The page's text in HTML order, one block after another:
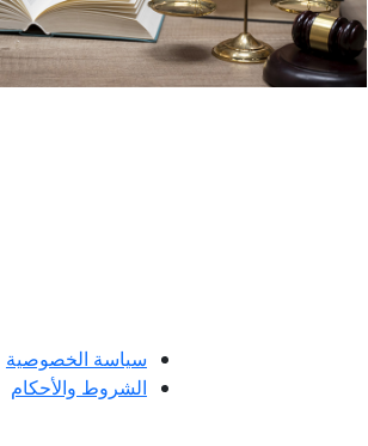
سياسة الخصوصية
الشروط والأحكام